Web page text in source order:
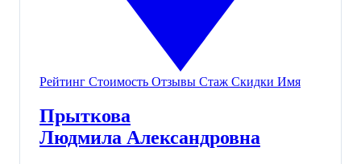
Рейтинг Стоимость Отзывы Стаж Скидки Имя
Прыткова
Людмила Александровна